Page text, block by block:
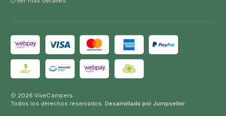
2026 ViveCampers.
Todos los derechos reservados. Desarrollado por Jumpseller.